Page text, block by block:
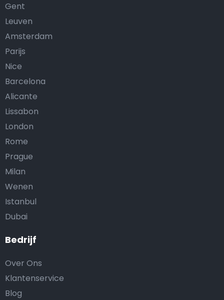
Bedrijf
Over Ons
Klantenservice
Blog
Gent
Leuven
Amsterdam
Parijs
Nice
Barcelona
Alicante
Lissabon
London
Rome
Prague
Milan
Wenen
Istanbul
Dubai